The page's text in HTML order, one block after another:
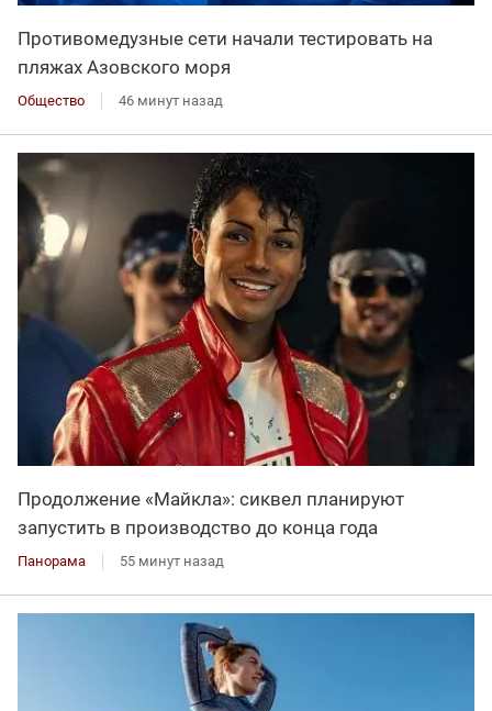
Противомедузные сети начали тестировать на
пляжах Азовского моря
Общество 46 минут назад
Продолжение «Майкла»: сиквел планируют
запустить в производство до конца года
Панорама 55 минут назад